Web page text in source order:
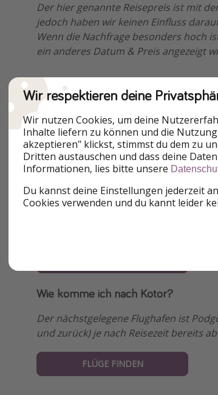
Der hier genannte Reisepreis ist mit
jedoch haben wir keinen Einfluss
Wenn die Nachfrage besonders hoch
ein anderes Datum & Preis angezeigt
Weitere Optionen
Weitere Beispiel-Termine
26.10 - 27.10 - 32,5€
10.09 - 11.09 - 41,5€
Wie komme ich nach Kotor?
Der nächstgelegene Flughafen ist
und zurück) je nach Reisezeit bereits
FLÜGE FINDEN
Wir respektieren deine
Wir nutzen Cookies, um deine
Inhalte liefern zu können und die
akzeptieren" klickst, stimmst du dem zu
Dritten austauschen und dass deine
Informationen, lies bitte unsere
Du kannst deine Einstellungen jederzeit
Cookies verwenden und du kannt leider